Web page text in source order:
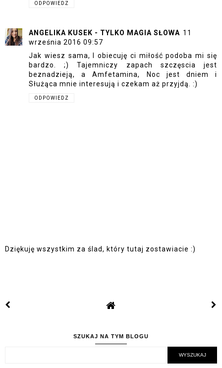
ODPOWIEDZ
ANGELIKA KUSEK - TYLKO MAGIA SŁOWA 11
września 2016 09:57
Jak wiesz sama, I obiecuję ci miłość podoba mi się
bardzo. ;) Tajemniczy zapach szczęscia jest
beznadzieją, a Amfetamina, Noc jest dniem i
Służąca mnie interesują i czekam aż przyjdą. :)
ODPOWIEDZ
Dziękuję wszystkim za ślad, który tutaj zostawiacie :)
SZUKAJ NA TYM BLOGU